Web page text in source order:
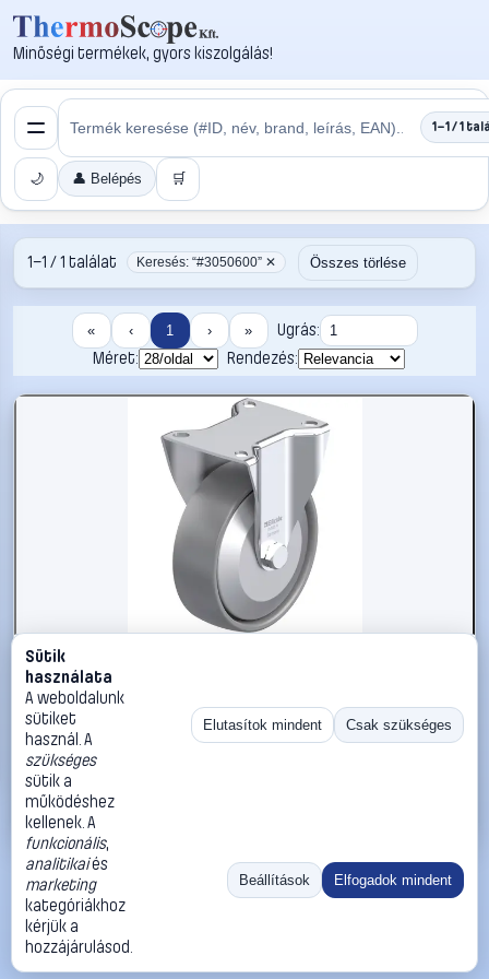
Minőségi termékek, gyors kiszolgálás!
1–1 / 1
🌙 👤 Belépés 🛒
1–1 / 1 találat Keresés: “#3050600” ✕ Összes törlése
« ‹ 1 › »
Ugrás:
Méret:
Rendezés:
#3050600
Blickle 946599 BK-PO 125G-1-ELS-FA Acéllemez rögzített
görgő KerékØ: 125 mm Teherbírás (max.): 300 kg 1 db
Blickle Görgők, kerekek
27 990 Ft
Kosárba
«
Ugrás:
Méret:
Rendezés:
©2026
ThermoScope
ÁSZF
Cégbemutató
Sütik
használata
A weboldalunk
sütiket
használ. A
szükséges
sütik a
működéshez
kellenek. A
funkcionális,
analitikaiés
marketing
kategóriákhoz
kérjük a
hozzájárulásod.
Elutasítok mindent Csak szükséges
Beállítások Elfogadok mindent